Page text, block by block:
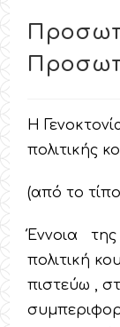
Η
πολιτικής
(από το
Έννοια της
πολιτική
πιστεύω ,